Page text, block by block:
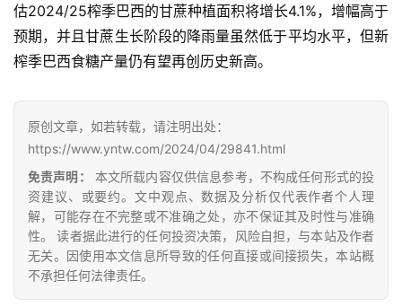
网
公
众
现
货
报
价
估2024/25榨季巴西的甘蔗种植面积将增长4.1%，增幅高于
预期，并且甘蔗生长阶段的降雨量虽然低于平均水平，但新
榨季巴西食糖产量仍有望再创历史新高。
原创文章，如若转载，请注明出处：
https://www.yntw.com/2024/04/29841.html
免责声明：
本文所载内容仅供信息参考，不构成任何形式的投
资建议、或要约。文中观点、数据及分析仅代表作者个人理
解，可能存在不完整或不准确之处，亦不保证其及时性与准确
性。 读者据此进行的任何投资决策，风险自担，与本站及作者
无关。因使用本文信息所导致的任何直接或间接损失，本站概
不承担任何法律责任。